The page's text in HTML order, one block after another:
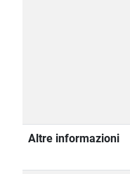
Altre informazioni